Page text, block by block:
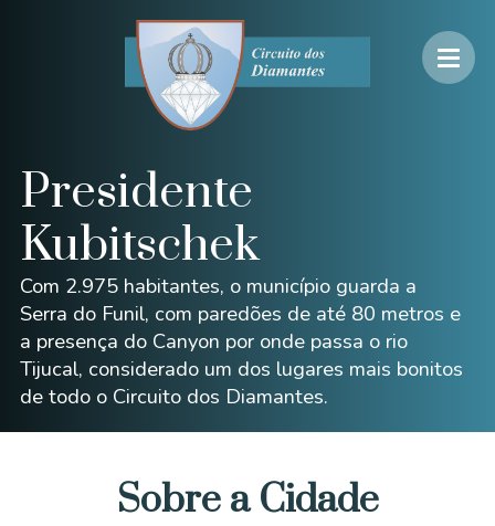
Presidente
Kubitschek
Com 2.975 habitantes, o município guarda a
Serra do Funil, com paredões de até 80 metros e
a presença do Canyon por onde passa o rio
Tijucal, considerado um dos lugares mais bonitos
de todo o Circuito dos Diamantes.
Sobre a Cidade